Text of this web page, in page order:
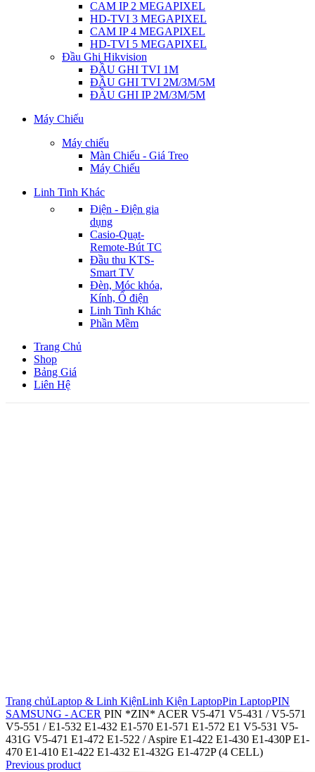
CAM IP 2 MEGAPIXEL
HD-TVI 3 MEGAPIXEL
CAM IP 4 MEGAPIXEL
HD-TVI 5 MEGAPIXEL
Đầu Ghi Hikvision
ĐẦU GHI TVI 1M
ĐẦU GHI TVI 2M/3M/5M
ĐẦU GHI IP 2M/3M/5M
Máy Chiếu
Máy chiếu
Màn Chiếu - Giá Treo
Máy Chiếu
Linh Tinh Khác
Điện - Điện gia
dụng
Casio-Quạt-
Remote-Bút TC
Đầu thu KTS-
Smart TV
Đèn, Móc khóa,
Kính, Ổ điện
Linh Tinh Khác
Phần Mềm
Trang Chủ
Shop
Bảng Giá
Liên Hệ
Trang chủLaptop & Linh KiệnLinh Kiện LaptopPin LaptopPIN
SAMSUNG - ACER PIN *ZIN* ACER V5-471 V5-431 / V5-571
V5-551 / E1-532 E1-432 E1-570 E1-571 E1-572 E1 V5-531 V5-
431G V5-471 E1-472 E1-522 / Aspire E1-422 E1-430 E1-430P E1-
470 E1-410 E1-422 E1-432 E1-432G E1-472P (4 CELL)
Previous product